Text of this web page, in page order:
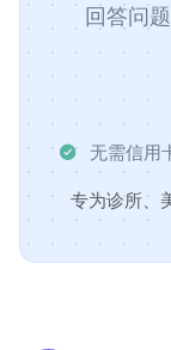
回答问
无需信用
专为诊所、